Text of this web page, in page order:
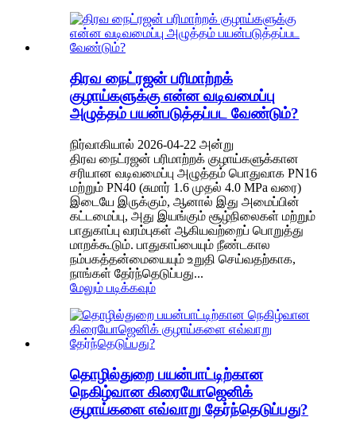
திரவ நைட்ரஜன் பரிமாற்றக்
குழாய்களுக்கு என்ன வடிவமைப்பு
அழுத்தம் பயன்படுத்தப்பட வேண்டும்?
நிர்வாகியால் 2026-04-22 அன்று
திரவ நைட்ரஜன் பரிமாற்றக் குழாய்களுக்கான
சரியான வடிவமைப்பு அழுத்தம் பொதுவாக PN16
மற்றும் PN40 (சுமார் 1.6 முதல் 4.0 MPa வரை)
இடையே இருக்கும், ஆனால் இது அமைப்பின்
கட்டமைப்பு, அது இயங்கும் சூழ்நிலைகள் மற்றும்
பாதுகாப்பு வரம்புகள் ஆகியவற்றைப் பொறுத்து
மாறக்கூடும். பாதுகாப்பையும் நீண்டகால
நம்பகத்தன்மையையும் உறுதி செய்வதற்காக,
நாங்கள் தேர்ந்தெடுப்பது...
மேலும் படிக்கவும்
தொழில்துறை பயன்பாட்டிற்கான
நெகிழ்வான கிரையோஜெனிக்
குழாய்களை எவ்வாறு தேர்ந்தெடுப்பது?